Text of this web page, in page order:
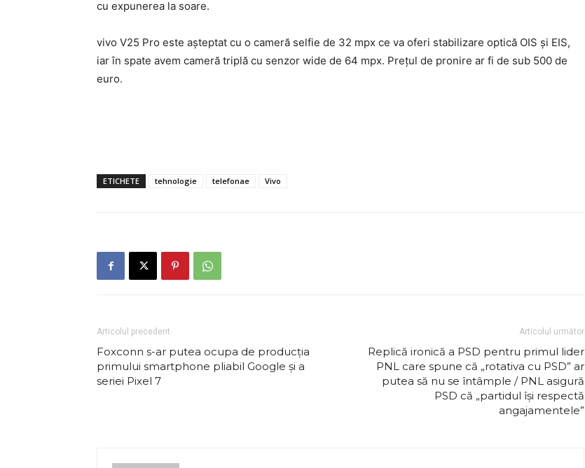
cu expunerea la soare.
vivo V25 Pro este așteptat cu o cameră selfie de 32 mpx ce va oferi stabilizare optică OIS și EIS,
iar în spate avem cameră triplă cu senzor wide de 64 mpx. Prețul de pronire ar fi de sub 500 de
euro.
ETICHETE tehnologie telefonae Vivo
Articolul precedent
Foxconn s-ar putea ocupa de producția
primului smartphone pliabil Google și a
seriei Pixel 7
Articolul următor
Replică ironică a PSD pentru primul lider
PNL care spune că „rotativa cu PSD” ar
putea să nu se întâmple / PNL asigură
PSD că „partidul își respectă
angajamentele”